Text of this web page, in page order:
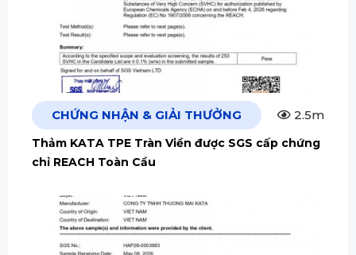
CHỨNG NHẬN & GIẢI THƯỞNG 2.5m
Thảm KATA TPE Tràn Viền được SGS cấp chứng
chỉ REACH Toàn Cầu